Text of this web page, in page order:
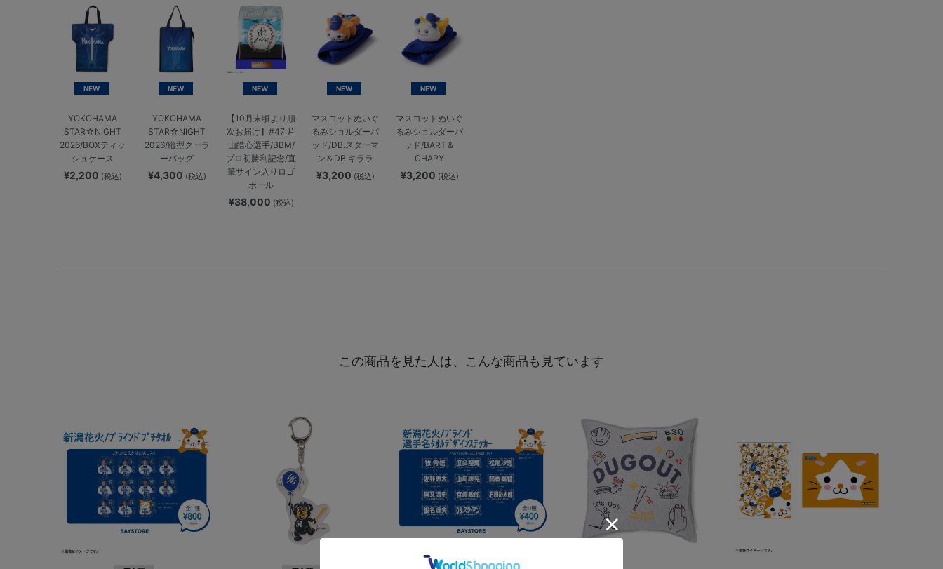
NEW
YOKOHAMA
STAR☆NIGHT
2026/BOXティッ
シュケース
¥2,200 (税込)
NEW
YOKOHAMA
STAR☆NIGHT
2026/縦型クーラ
ーバッグ
¥4,300 (税込)
NEW
【10月末頃より順
次お届け】#47:片
山皓心選手/BBM/
プロ初勝利記念/直
筆サイン入りロゴ
ボール
¥38,000 (税込)
NEW
マスコットぬいぐ
るみショルダーパ
ッド/DB.スターマ
ン＆DB.キララ
¥3,200 (税込)
NEW
マスコットぬいぐ
るみショルダーパ
ッド/BART＆
CHAPY
¥3,200 (税込)
この商品を見た人は、こんな商品も見ています